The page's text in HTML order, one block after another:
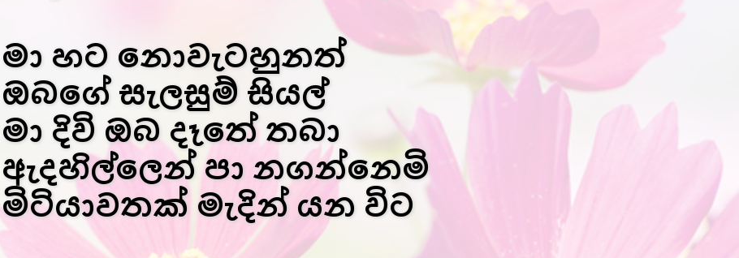
මා හට නොවැටහුනත්
ඔබගේ සැලසුම් සියල්
මා දිවි ඔබ දෑතේ තබා
ඇදහිල්ලෙන් පා නගන්නෙමි
මිටියාවතක් මැදින් යන විට